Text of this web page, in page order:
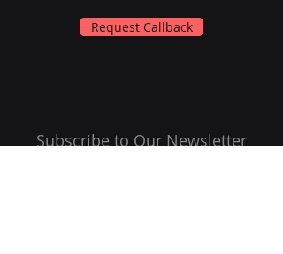
Request Callback
Subscribe to Our Newsletter